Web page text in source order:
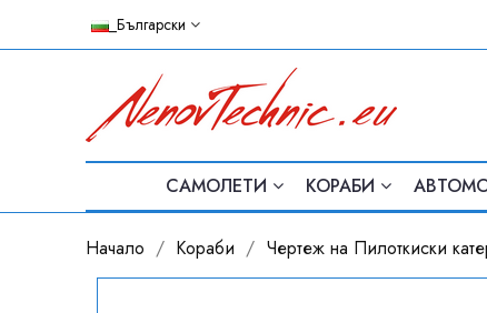
_Български
САМОЛЕТИ КОРАБИ
Начало Кораби Чертеж на Пилоткиски